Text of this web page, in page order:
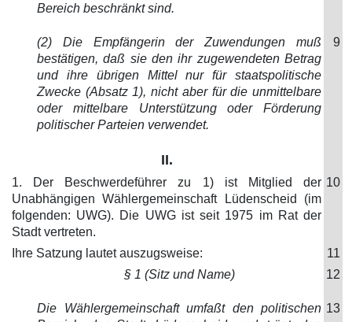
Bereich beschränkt sind.
(2) Die Empfängerin der Zuwendungen muß
bestätigen, daß sie den ihr zugewendeten Betrag
und ihre übrigen Mittel nur für staatspolitische
Zwecke (Absatz 1), nicht aber für die unmittelbare
oder mittelbare Unterstützung oder Förderung
politischer Parteien verwendet.
9
II.
1. Der Beschwerdeführer zu 1) ist Mitglied der
Unabhängigen Wählergemeinschaft Lüdenscheid (im
folgenden: UWG). Die UWG ist seit 1975 im Rat der
Stadt vertreten.
10
Ihre Satzung lautet auszugsweise:
11
§ 1 (Sitz und Name)
12
Die Wählergemeinschaft umfaßt den politischen 13